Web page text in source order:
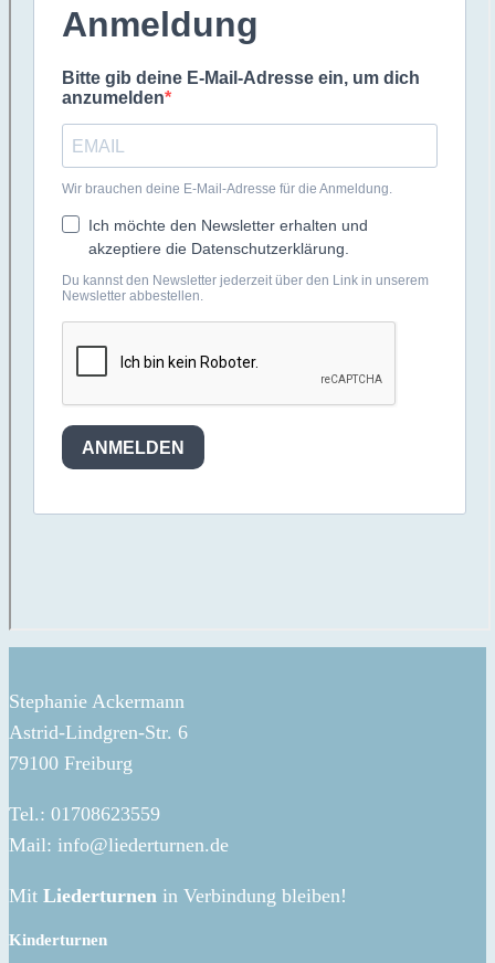
Stephanie Ackermann
Astrid-Lindgren-Str. 6
79100 Freiburg
Tel.: 01708623559
Mail: info@liederturnen.de
Mit Liederturnen in Verbindung bleiben!
Kinderturnen